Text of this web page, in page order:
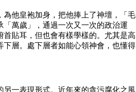
他皇袍加身，把他捧上了神壇，「毛
萬歲」，通過一次又一次的政治運
貼耳，但也會有樣學樣的。尤其是高
層。處下層者如能心領神會，也懂得
一表現形式。近年來的貪污腐化之風